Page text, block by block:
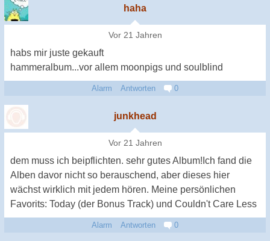
haha
Vor 21 Jahren
habs mir juste gekauft
hammeralbum...vor allem moonpigs und soulblind
Alarm Antworten 0
junkhead
Vor 21 Jahren
dem muss ich beipflichten. sehr gutes Album!Ich fand die
Alben davor nicht so berauschend, aber dieses hier
wächst wirklich mit jedem hören. Meine persönlichen
Favorits: Today (der Bonus Track) und Couldn't Care Less
Alarm Antworten 0